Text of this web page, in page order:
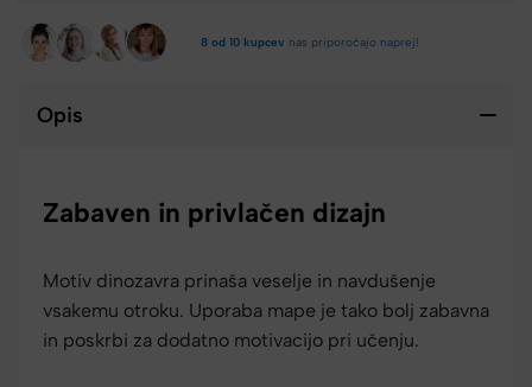
8 od 10 kupcev nas priporočajo naprej!
Opis
Zabaven in privlačen dizajn
Motiv dinozavra prinaša veselje in navdušenje
vsakemu otroku. Uporaba mape je tako bolj zabavna
in poskrbi za dodatno motivacijo pri učenju.